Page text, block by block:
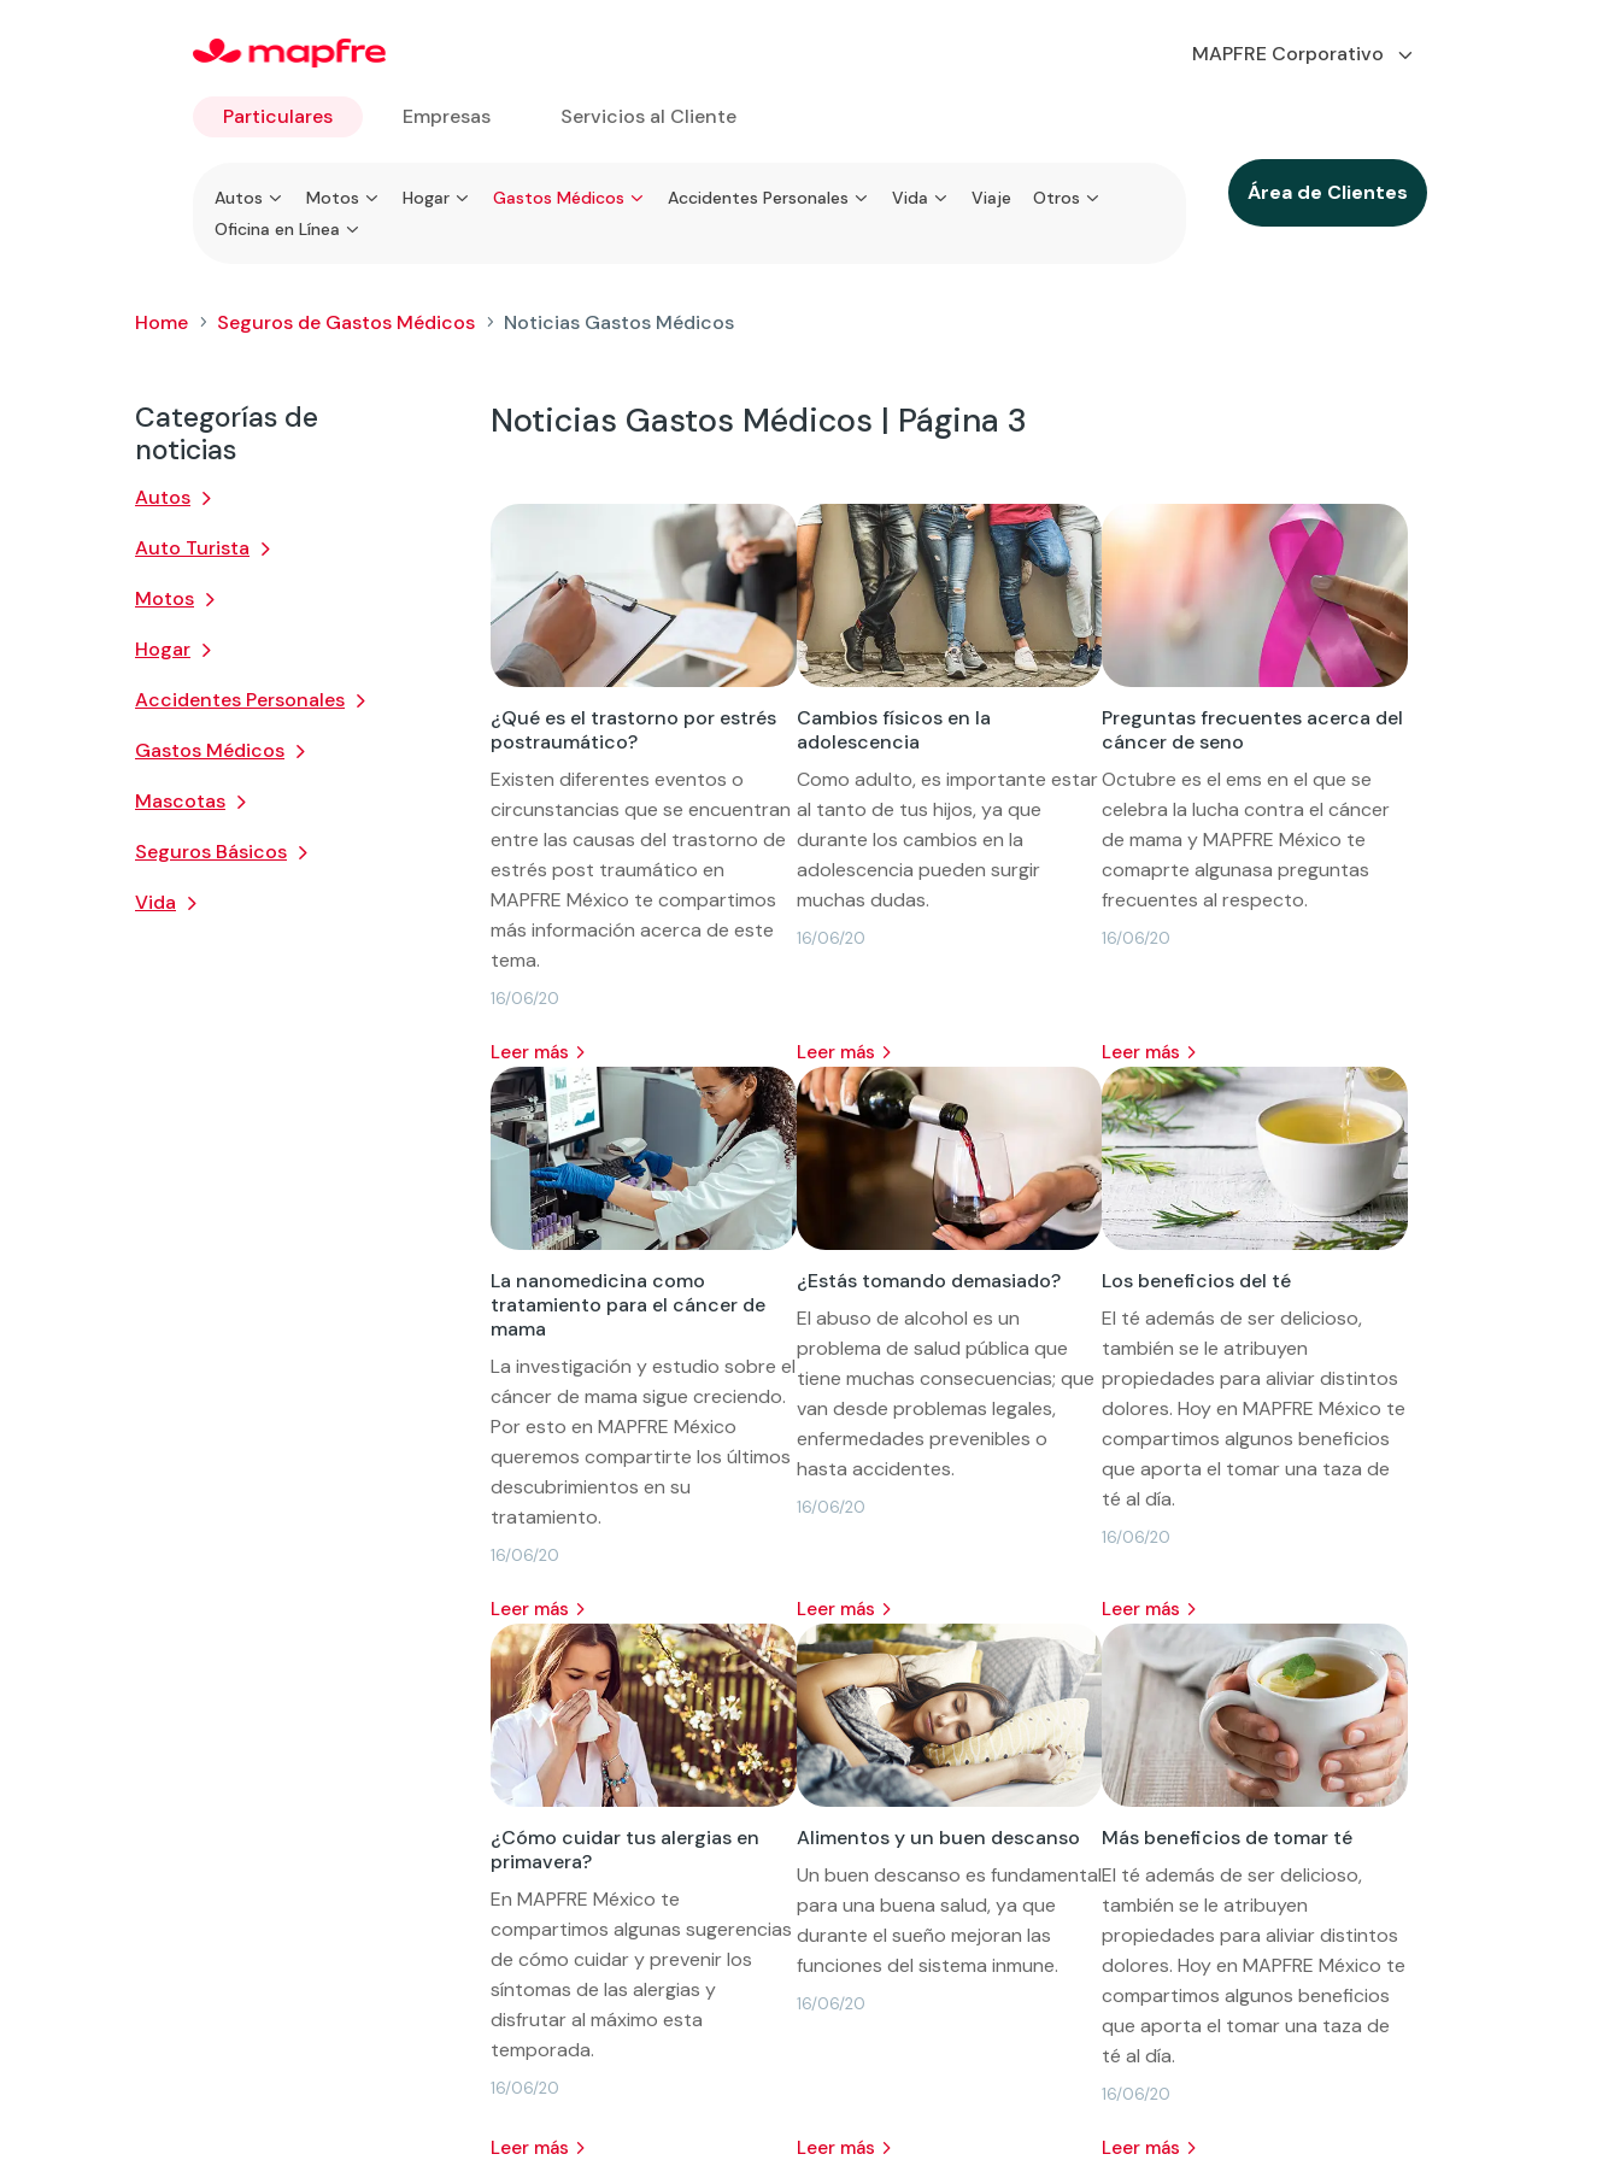
MAPFRE Corporativo
Área de Clientes
Particulares
Ir a
Particulares
Autos Motos Hogar Gastos Médicos Accidentes Personales Vida Viaje
Otros
Oficina en Línea
Empresas Servicios al Cliente
Home 5 Seguros de Gastos Médicos 5 Noticias Gastos Médicos
Categorías de
noticias
Autos
Auto Turista
Motos
Hogar
Accidentes Personales
Gastos Médicos
Mascotas
Seguros Básicos
Vida
Noticias Gastos Médicos | Página 3
¿Qué es el trastorno por estrés
postraumático?
16/06/20
Existen diferentes eventos o
circunstancias que se encuentran
entre las causas del trastorno de
estrés post traumático en
MAPFRE México te compartimos
más información acerca de este
tema.
leer más
Cambios físicos en la
adolescencia
16/06/20
Como adulto, es importante estar
al tanto de tus hijos, ya que
durante los cambios en la
adolescencia pueden surgir
muchas dudas.
leer más
Preguntas frecuentes acerca del
cáncer de seno
16/06/20
Octubre es el ems en el que se
celebra la lucha contra el cáncer
de mama y MAPFRE México te
comaprte algunasa preguntas
frecuentes al respecto.
leer más
La nanomedicina como
tratamiento para el cáncer de
mama
16/06/20
La investigación y estudio sobre el
cáncer de mama sigue creciendo.
Por esto en MAPFRE México
queremos compartirte los últimos
descubrimientos en su
tratamiento.
leer más
¿Estás tomando demasiado?
16/06/20
El abuso de alcohol es un
problema de salud pública que
tiene muchas consecuencias; que
van desde problemas legales,
enfermedades prevenibles o
hasta accidentes.
leer más
Los beneficios del té
16/06/20
El té además de ser delicioso,
también se le atribuyen
propiedades para aliviar distintos
dolores. Hoy en MAPFRE México te
compartimos algunos beneficios
que aporta el tomar una taza de
té al día.
leer más
¿Cómo cuidar tus alergias en
primavera?
16/06/20
En MAPFRE México te
compartimos algunas sugerencias
de cómo cuidar y prevenir los
síntomas de las alergias y
disfrutar al máximo esta
temporada.
leer más
Alimentos y un buen descanso
16/06/20
Un buen descanso es fundamental
para una buena salud, ya que
durante el sueño mejoran las
funciones del sistema inmune.
leer más
Más beneficios de tomar té
16/06/20
El té además de ser delicioso,
también se le atribuyen
propiedades para aliviar distintos
dolores. Hoy en MAPFRE México te
compartimos algunos beneficios
que aporta el tomar una taza de
té al día.
leer más